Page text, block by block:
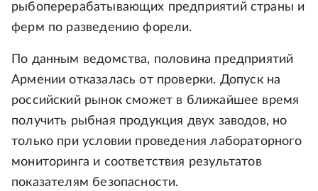
рыбоперерабатывающих предприятий страны и
ферм по разведению форели.
По данным ведомства, половина предприятий
Армении отказалась от проверки. Допуск на
российский рынок сможет в ближайшее время
получить рыбная продукция двух заводов, но
только при условии проведения лабораторного
мониторинга и соответствия результатов
показателям безопасности.